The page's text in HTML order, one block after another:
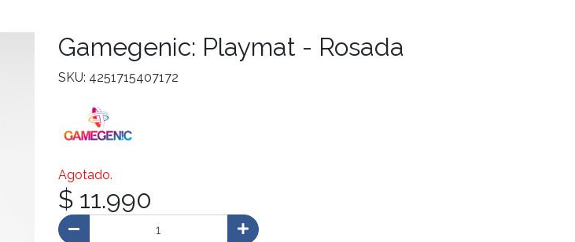
Gamegenic: Playmat - Rosada
SKU: 4251715407172
Agotado.
$ 11.990